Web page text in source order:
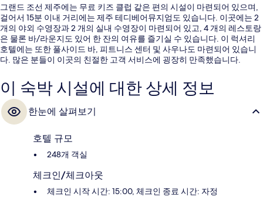
그랜드 조선 제주에는 무료 키즈 클럽 같은 편의 시설이 마련되어 있으며,
걸어서 15분 이내 거리에는 제주 테디베어뮤지엄도 있습니다. 이곳에는 2
개의 야외 수영장과 2 개의 실내 수영장이 마련되어 있고, 4 개의 레스토랑
은 물론 바/라운지도 있어 한 잔의 여유를 즐기실 수 있습니다. 이 럭셔리
호텔에는 또한 풀사이드 바, 피트니스 센터 및 사우나도 마련되어 있습니
다. 많은 분들이 이곳의 친절한 고객 서비스에 굉장히 만족했습니다.
이 숙박 시설에 대한 상세 정보
한눈에 살펴보기
호텔 규모
248개 객실
체크인/체크아웃
체크인 시작 시간: 15:00, 체크인 종료 시간: 자정